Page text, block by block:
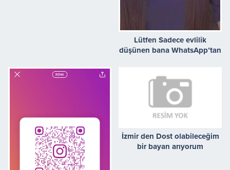
Lütfen Sadece evlilik
düşünen bana WhatsApp’tan
İzmir den Dost olabileceğim
bir bayan arıyorum